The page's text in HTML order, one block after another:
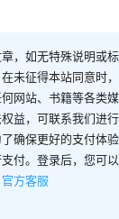
，如无特殊说明或
未征得本站同意时
网站、书籍等各类
益，可联系我们进
确保更好的支付体
付。登录后，您可
官方客服